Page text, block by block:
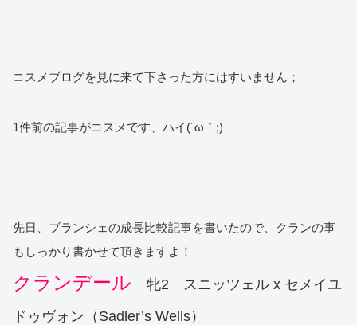
コスメブログを見に来て下さった方にはすいません；
1件前の記事がコスメです、ハイ(´ω｀;)
先日、ブランシェの成長比較記事を書いたので、クランの事
もしっかり書かせて頂きますよ！
クランデール
牝2 スニッツェル x セメイユ
ドゥヴォン（Sadler’s Wells）